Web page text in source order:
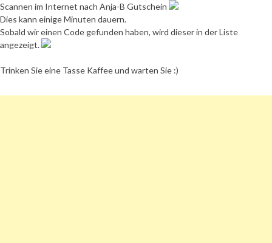
Scannen im Internet nach Anja-B Gutschein
Dies kann einige Minuten dauern.
Sobald wir einen Code gefunden haben, wird dieser in der Liste
angezeigt.
Trinken Sie eine Tasse Kaffee und warten Sie :)